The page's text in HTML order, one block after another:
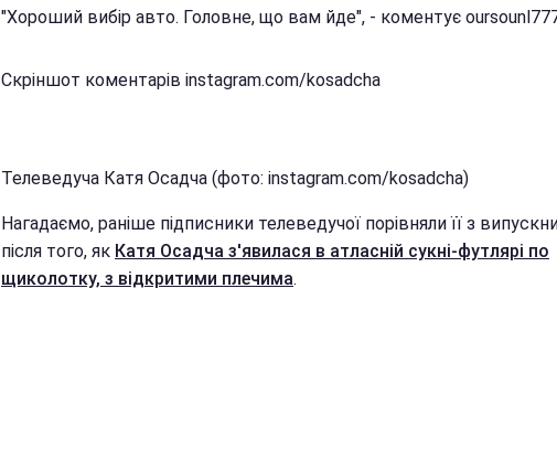
"Хороший вибір авто. Головне, що вам йде", - коментує
Скріншот коментарів instagram.com/kosadcha
Телеведуча Катя Осадча (фото: instagram.com/kosadcha)
Нагадаємо, раніше підписники телеведучої порівняли її з
після того, як Катя Осадча з'явилася в атласній сукні-футлярі по
щиколотку, з відкритими плечима.